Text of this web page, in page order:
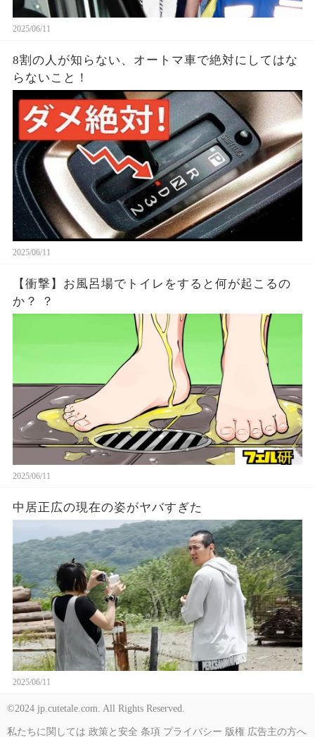
2025/06/11
8割の人が知らない、オートマ車で絶対にしてはな
らないこと！
2025/06/11
【衝撃】お風呂場でトイレをすると何が起こるの
か？ ？
2025/06/11
中居正広の現在の姿がヤバすぎた
2025/06/11
©2024 jp.cutetale.com. All Rights Reserved.
私たちに関しては 政策と安全 条項 プライバシー 版権 広告主の方へ